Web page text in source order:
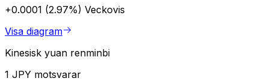
+0.0001 (2.97%) Veckovis
Visa diagram
Kinesisk yuan renminbi
1 JPY motsvarar